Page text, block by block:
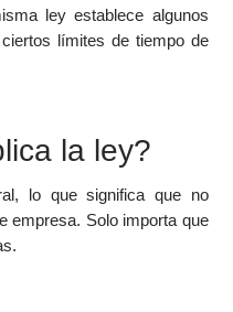
ley establece algunos
límites de tiempo de
la ley?
lo que significa que no
empresa. Solo importa que